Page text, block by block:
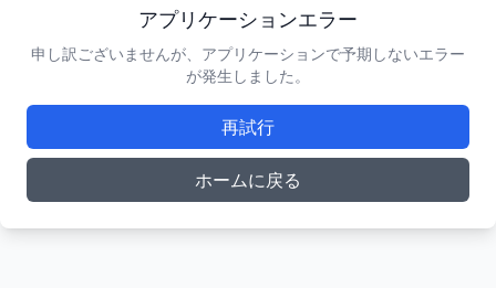
アプリケーションエラー
申し訳ございませんが、アプリケーションで予期しないエラー
が発生しました。
再試行
ホームに戻る